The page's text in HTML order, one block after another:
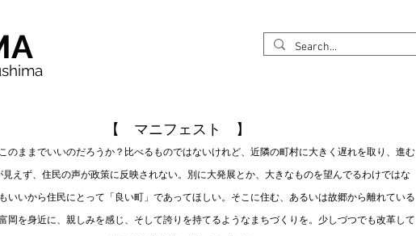
【 マニフェスト 】
のままでいいのだろうか？比べるものではないけれど、近隣の町村に大きく遅れを取り、進む
見えず、住民の声が政策に反映されない。別に大発展とか、大きなものを望んでるわけではな
いいから住民にとって「良い町」であってほしい。そこに住む、あるいは故郷から離れている
岡を身近に、親しみを感じ、そして誇りを持てるようなまちづくりを。 少しづつでも改革して